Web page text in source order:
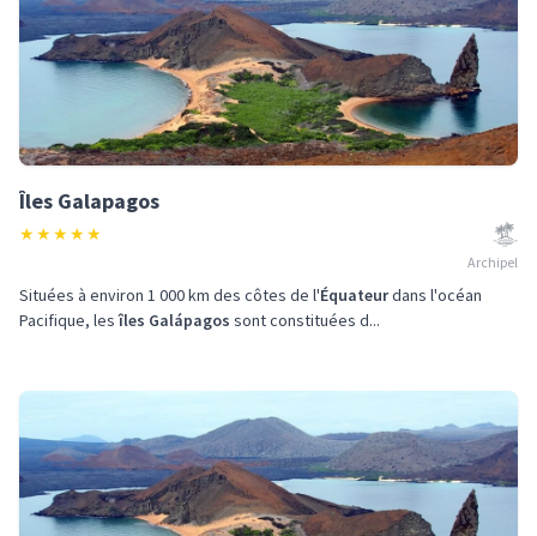
Îles Galapagos
★★★★★
Archipel
Situées à environ 1 000 km des côtes de l'Équateurdans l'océan
Pacifique, lesîles Galápagos sont constituées d...